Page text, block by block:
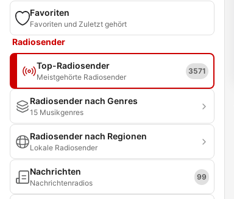
Favoriten
Favoriten und Zuletzt gehört
Radiosender
Top-Radiosender
Meistgehörte Radiosender
3571
Radiosender nach Genres
15 Musikgenres
Radiosender nach Regionen
Lokale Radiosender
Nachrichten
Nachrichtenradios
99